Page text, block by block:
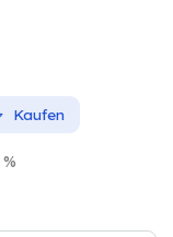
Kaufen